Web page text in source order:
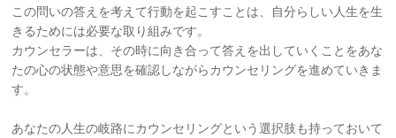
この問いの答えを考えて行動を起こすことは、自分らしい人生を生
きるためには必要な取り組みです。
カウンセラーは、その時に向き合って答えを出していくことをあな
たの心の状態や意思を確認しながらカウンセリングを進めていきま
す。
あなたの人生の岐路にカウンセリングという選択肢も持っておいて